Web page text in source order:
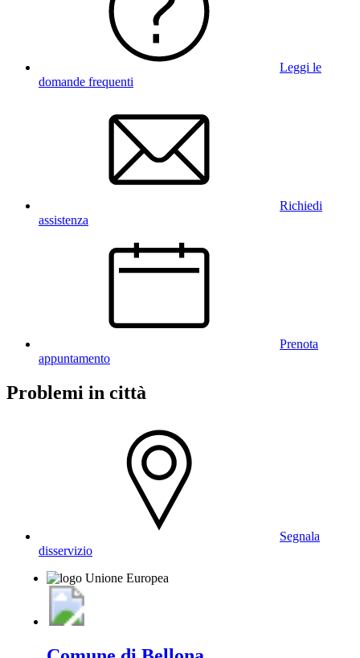
Leggi le
domande frequenti
Richiedi
assistenza
Prenota
appuntamento
Problemi in città
Segnala
disservizio